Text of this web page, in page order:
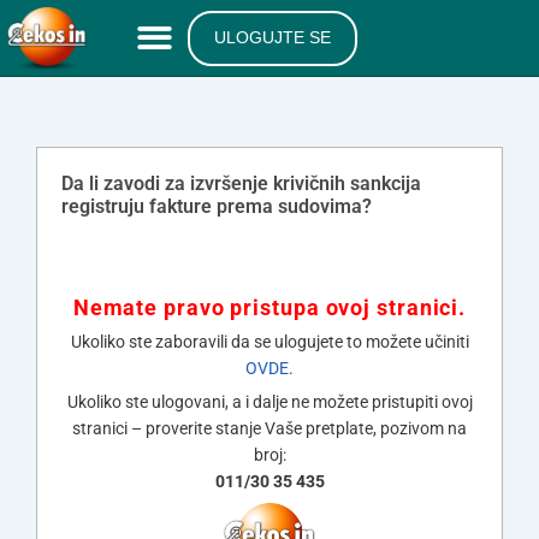
ULOGUJTE SE
Da li zavodi za izvršenje krivičnih sankcija
registruju fakture prema sudovima?
Nemate pravo pristupa ovoj stranici.
Ukoliko ste zaboravili da se ulogujete to možete učiniti
OVDE.
Ukoliko ste ulogovani, a i dalje ne možete pristupiti ovoj
stranici – proverite stanje Vaše pretplate, pozivom na
broj:
011/30 35 435